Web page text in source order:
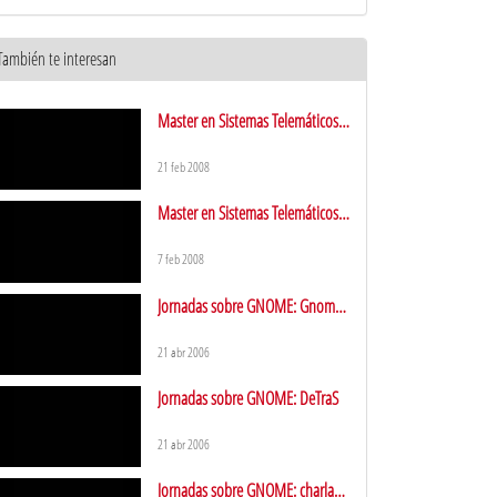
te interesan
Master en Sistemas Telemáticos:
21 feb 2008
Master en Sistemas Telemáticos:
7 feb 2008
Jornadas sobre GNOME: Gnome
21 abr 2006
Jornadas sobre GNOME: DeTraS
21 abr 2006
Jornadas sobre GNOME: charla